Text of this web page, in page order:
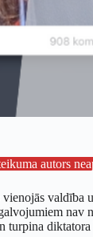
autors
valdība
nav
turpina